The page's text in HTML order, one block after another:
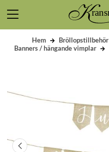
Hem Bröllopstillbehör
Banners / hängande vimplar